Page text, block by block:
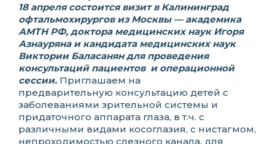
18 апреля состоится визит в Калининград
офтальмохирургов из Москвы — академика
АМТН РФ, доктора медицинских наук Игоря
Азнауряна и кандидата медицинских наук
Виктории Баласанян для проведения
консультаций пациентов и операционной
сессии. Приглашаем на
предварительную консультацию детей с
заболеваниями зрительной системы и
придаточного аппарата глаза, в т.ч. с
различными видами косоглазия, с нистагмом,
непроходимостью слезного канала, для